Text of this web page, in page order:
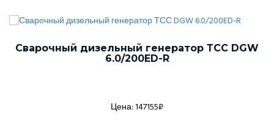
Сварочный дизельный генератор ТСС DGW
6.0/200ED-R
Цена: 147155₽